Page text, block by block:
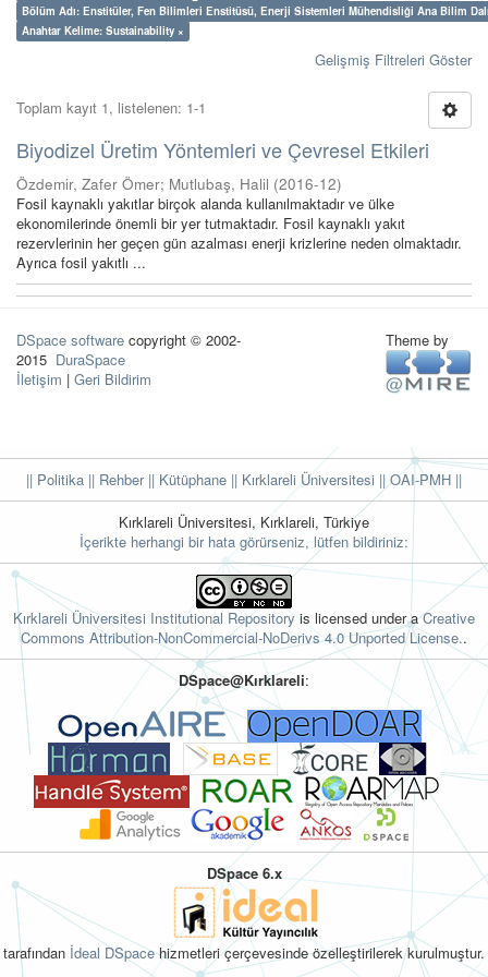
Bölüm Adı: Enstitüler, Fen Bilimleri Enstitüsü, Enerji Sistemleri Mühendisliği Ana Bilim
Anahtar Kelime: Sustainability ×
Gelişmiş Filtreleri Göster
Toplam kayıt 1, listelenen: 1-1
Biyodizel Üretim Yöntemleri ve Çevresel Etkileri
Özdemir, Zafer Ömer; Mutlubaş, Halil (2016-12)
Fosil kaynaklı yakıtlar birçok alanda kullanılmaktadır ve ülke
ekonomilerinde önemli bir yer tutmaktadır. Fosil kaynaklı yakıt
rezervlerinin her geçen gün azalması enerji krizlerine neden olmaktadır.
Ayrıca fosil yakıtlı ...
DSpace software copyright © 2002-
2015 DuraSpace
İletişim | Geri Bildirim
Theme by
|| Politika || Rehber|| Kütüphane || Kırklareli Üniversitesi || OAI-PMH ||
Kırklareli Üniversitesi, Kırklareli, Türkiye
İçerikte herhangi bir hata görürseniz, lütfen bildiriniz:
Kırklareli Üniversitesi Institutional Repository is licensed under aCreative
Commons Attribution-NonCommercial-NoDerivs 4.0 Unported License..
DSpace@Kırklareli:
DSpace 6.x
tarafından İdeal DSpacehizmetleri çerçevesinde özelleştirilerek kurulmuştur.